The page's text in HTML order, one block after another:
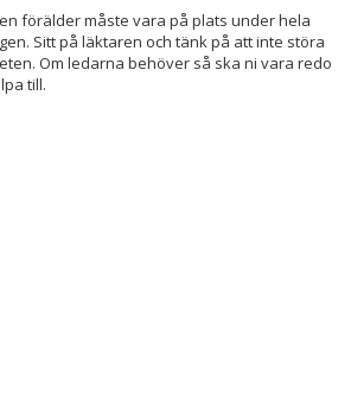
förälder måste vara på plats under hela
Sitt på läktaren och tänk på att inte störa
Om ledarna behöver så ska ni vara redo
till.